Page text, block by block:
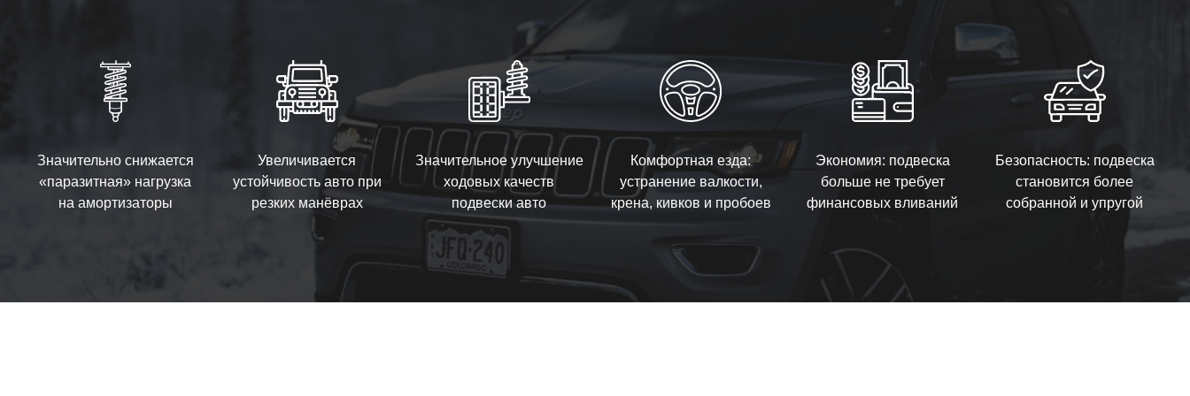
Значительно снижается
«паразитная» нагрузка
на амортизаторы
Увеличивается
устойчивость авто при
резких манёврах
Значительное улучшение
ходовых качеств
подвески авто
Комфортная езда:
устранение валкости,
крена, кивков и пробоев
Экономия: подвеска
больше не требует
финансовых вливаний
Безопасность: подвеска
становится более
собранной и упругой